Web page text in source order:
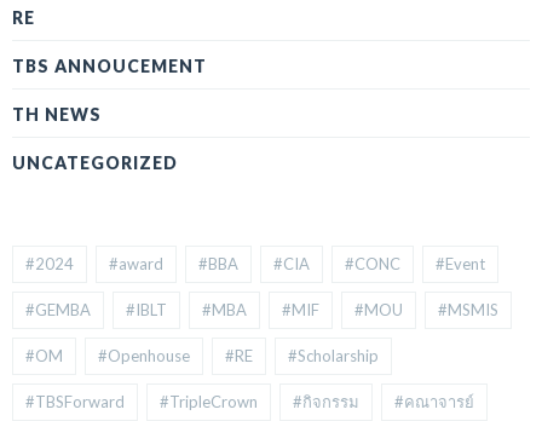
RE
TBS ANNOUCEMENT
TH NEWS
UNCATEGORIZED
#2024 #award #BBA #CIA #CONC #Event
#GEMBA #IBLT #MBA #MIF #MOU #MSMIS
#OM #Openhouse #RE #Scholarship
#TBSForward #TripleCrown #กิจกรรม #คณาจารย์